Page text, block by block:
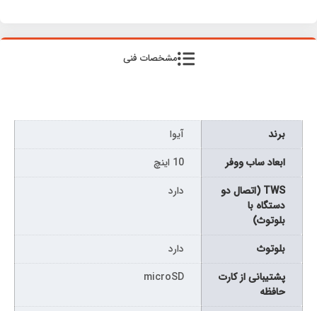
مشخصات فنی
برند
آیوا
ابعاد ساب ووفر
10 اینچ
TWS (اتصال دو
دستگاه با
بلوتوث)
دارد
بلوتوث
دارد
پشتیبانی از کارت
حافظه
microSD